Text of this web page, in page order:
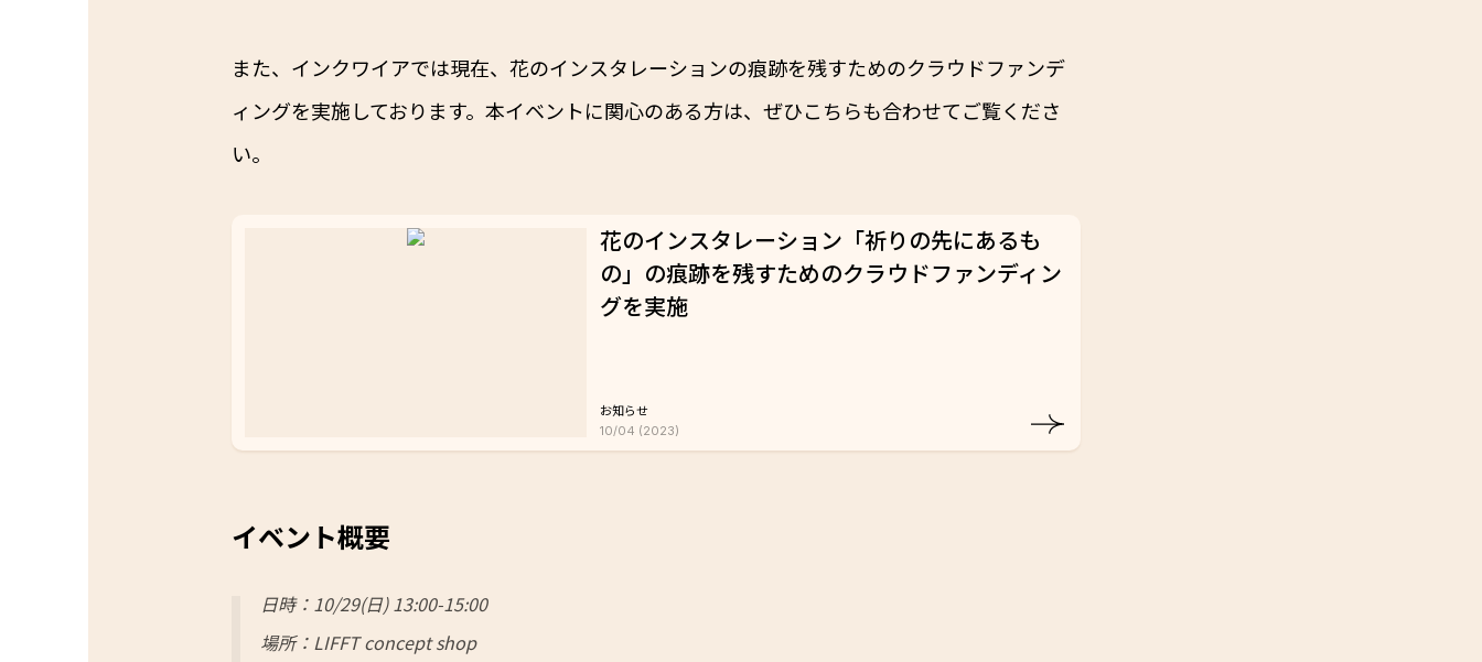
また、インクワイアでは現在、花のインスタレーションの痕跡を残すためのクラウドファンデ
ィングを実施しております。本イベントに関心のある方は、ぜひこちらも合わせてご覧くださ
い。
花のインスタレーション「祈りの先にあるも
の」の痕跡を残すためのクラウドファンディン
グを実施
お知らせ
10/04 (2023)
イベント概要
日時：10/29(日) 13:00-15:00
場所：LIFFT concept shop